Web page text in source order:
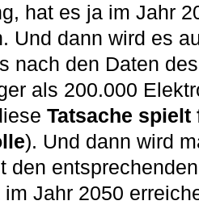
hat es ja im Jahr
Und dann wird es
nach den Daten
als 200.000
Tatsache spielt
). Und dann wird
den
Jahr 2050